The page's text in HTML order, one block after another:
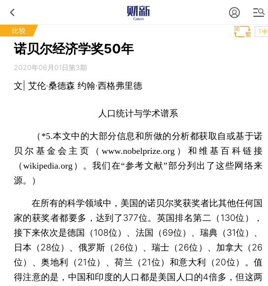
比较 T中
诺贝尔经济学奖50年
2020年06月01日第3期
文| 艾伦·桑德森 约翰·西格弗里德
人口统计与学术谱系
（*5.本文中的大部分信息和所做的分析都获取自或基于诺
贝尔基金会主页（www.nobelprize.org）和维基百科链接
（wikipedia.org）。我们在“参考文献”部分列出了这些网络来
源。）
在所有的科学领域中，美国的诺贝尔奖获奖者比其他任何国
家的获奖者都要多，达到了377位。英国排名第二（130位），
接下来依次是德国（108位）、法国（69位）、瑞典（31位）、
日本（28位）、俄罗斯（26位）、瑞士（26位）、加拿大（26
位）、奥地利（21位）、荷兰（21位）和意大利（20位）。值
得注意的是，中国和印度的人口都是美国人口的4倍多，但这两